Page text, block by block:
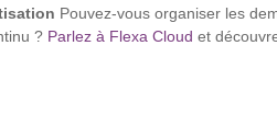
Pouvez-vous organiser les
? Parlez à Flexa Cloud et